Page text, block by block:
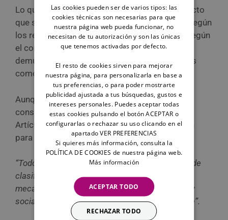
Lo que se contempla en el texto del anteproyecto
que se realizaránestudios de sociabilidad
y, según
los resultados, los perros serán clasificados según
el comportamiento y socialización que
demuestren. Tras ellos, podrán ser clasificados
como
perros de manejo especial.
Aunque el anteproyecto no especifica en qué
consistirán laspruebas de socialización, en el
Artículo 35, en el que se hablar de la formación
para la tenencia de perros, se explica:
“Todos los perros deberán cumplir los criterios de
clasificación por sociabilidad, cumpliendo los
mecanismos de validación de comportamiento y
socialización determinados reglamentariamente”.
Las cookies pueden ser de varios tipos: las
cookies técnicas son necesarias para que
nuestra página web pueda funcionar, no
necesitan de tu autorización y son las únicas
que tenemos activadas por defecto.
El resto de cookies sirven para mejorar
nuestra página, para personalizarla en base a
tus preferencias, o para poder mostrarte
publicidad ajustada a tus búsquedas, gustos e
intereses personales. Puedes aceptar todas
estas cookies pulsando el botón ACEPTAR o
configurarlas o rechazar su uso clicando en el
apartado VER PREFERENCIAS
Si quieres más información, consulta la
POLÍTICA DE COOKIES de nuestra página web.
Más información
ACEPTAR TODO
RECHAZAR TODO